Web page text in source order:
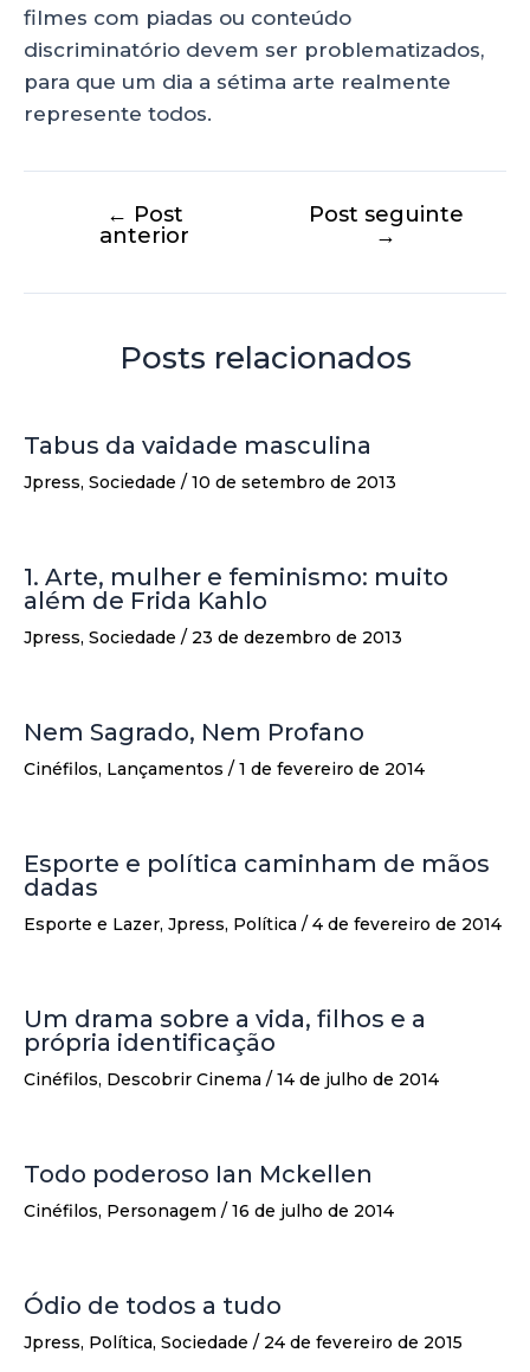
filmes com piadas ou conteúdo
discriminatório devem ser problematizados,
para que um dia a sétima arte realmente
represente todos.
← Post
anterior
Post seguinte
→
Posts relacionados
Tabus da vaidade masculina
Jpress, Sociedade / 10 de setembro de 2013
1. Arte, mulher e feminismo: muito
além de Frida Kahlo
Jpress, Sociedade / 23 de dezembro de 2013
Nem Sagrado, Nem Profano
Cinéfilos, Lançamentos / 1 de fevereiro de 2014
Esporte e política caminham de mãos
dadas
Esporte e Lazer, Jpress, Política / 4 de fevereiro de 2014
Um drama sobre a vida, filhos e a
própria identificação
Cinéfilos, Descobrir Cinema / 14 de julho de 2014
Todo poderoso Ian Mckellen
Cinéfilos, Personagem / 16 de julho de 2014
Ódio de todos a tudo
Jpress, Política, Sociedade / 24 de fevereiro de 2015